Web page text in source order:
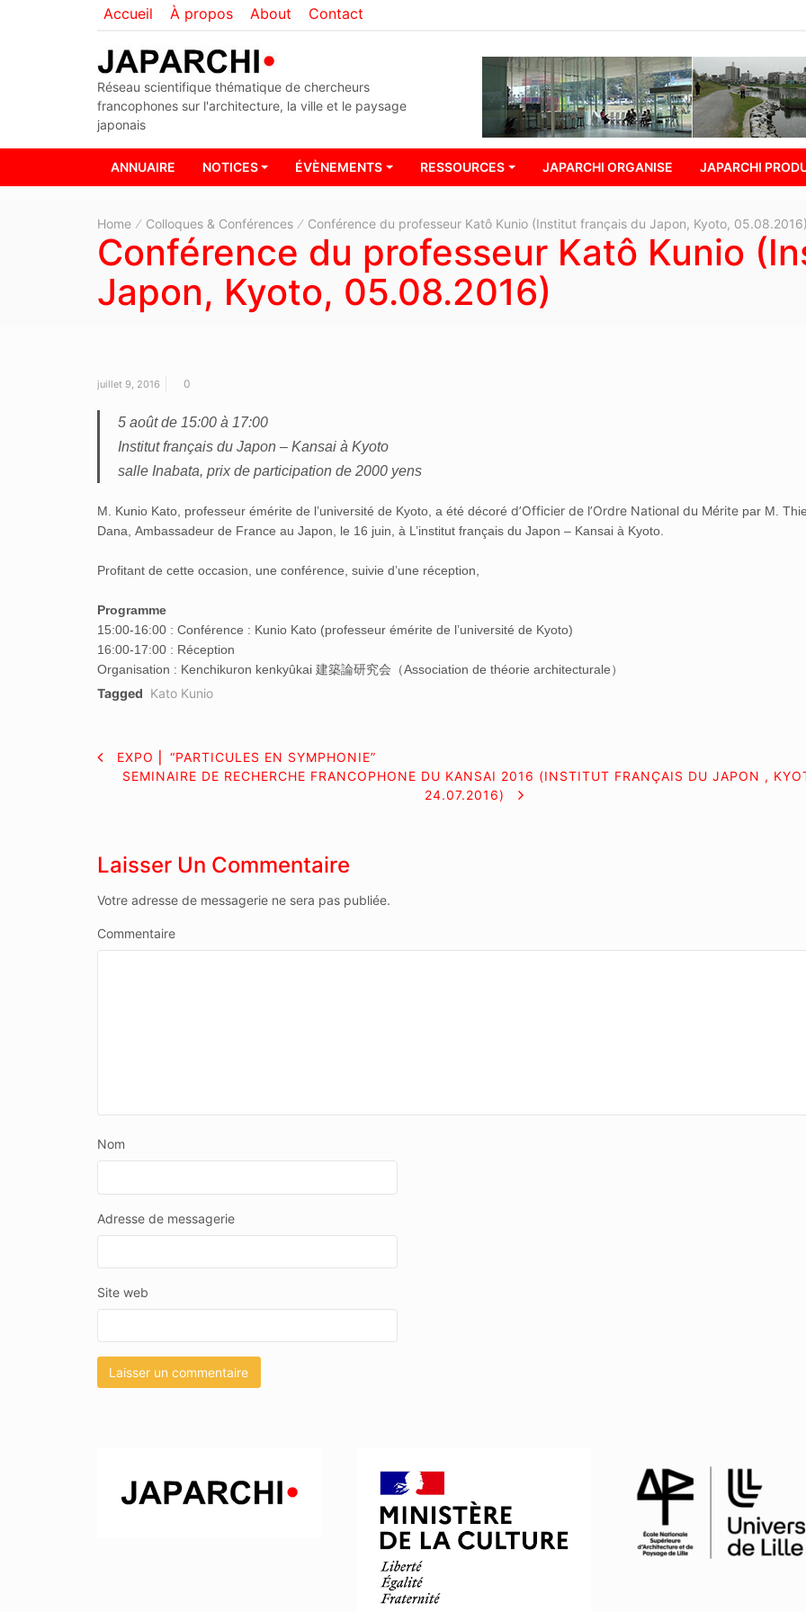
Accueil À propos About Contact
Réseau scientifique thématique de chercheurs
francophones sur l'architecture, la ville et le paysage
japonais
ANNUAIRE NOTICES ÉVÈNEMENTS RESSOURCES JAPARCHI ORGANISE JAPARCHI
Home Colloques & Conférences Conférence du professeur Katô Kunio (Institut français du Japon, Kyoto, 05.08.2016)
Conférence du professeur Katô Kunio
Japon, Kyoto, 05.08.2016)
juillet 9, 2016 0
5 août de 15:00 à 17:00
Institut français du Japon – Kansai à Kyoto
salle Inabata, prix de participation de 2000 yens
M. Kunio Kato, professeur émérite de l’université de Kyoto, a été décoré d’Officier de l’Ordre National du Méritepar M.
Dana, Ambassadeur de France au Japon, le 16 juin, à L’institut français du Japon – Kansai à Kyoto.
Profitant de cette occasion, une conférence, suivie d’une réception,
Programme
15:00-16:00 : Conférence : Kunio Kato (professeur émérite de l’université de Kyoto)
16:00-17:00 : Réception
Organisation : Kenchikuron kenkyûkai 建築論研究会（Association de théorie architecturale）
Tagged Kato Kunio
NAVIGATION
EXPO ⎜ “PARTICULES EN SYMPHONIE”
SEMINAIRE DE RECHERCHE FRANCOPHONE DU KANSAI 2016 (INSTITUT FRANÇAIS DU JAPON ,
24.07.2016)
Laisser Un Commentaire
Votre adresse de messagerie ne sera pas publiée.
Commentaire
Nom
Adresse de messagerie
Site web